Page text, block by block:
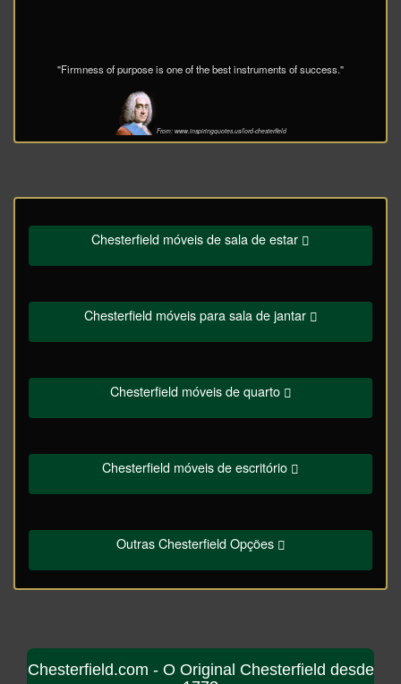
"Firmness of purpose is one of the best instruments of success."
From: www.inspiringquotes.us/lord-chesterfield
Chesterfield móveis de sala de estar
Chesterfield móveis para sala de jantar
Chesterfield móveis de quarto
Chesterfield móveis de escritório
Outras Chesterfield Opções
Chesterfield.com - O Original Chesterfield desde